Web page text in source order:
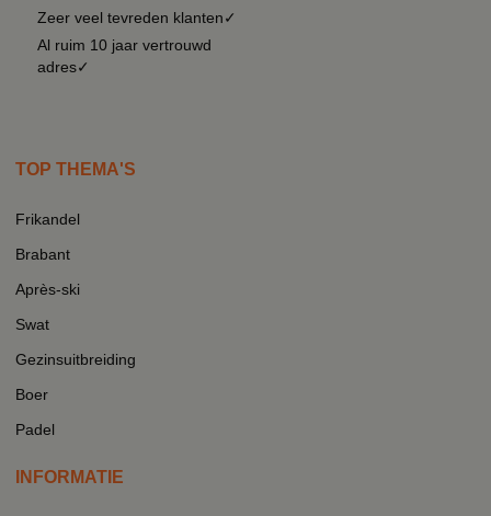
Zeer veel tevreden klanten✓
Al ruim 10 jaar vertrouwd
adres✓
TOP THEMA'S
Frikandel
Brabant
Après-ski
Swat
Gezinsuitbreiding
Boer
Padel
INFORMATIE